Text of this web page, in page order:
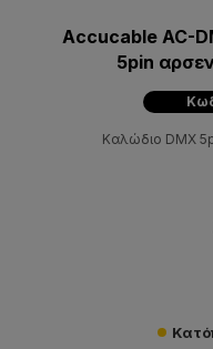
Accucable AC-
5pin
Καλώδιο DMX